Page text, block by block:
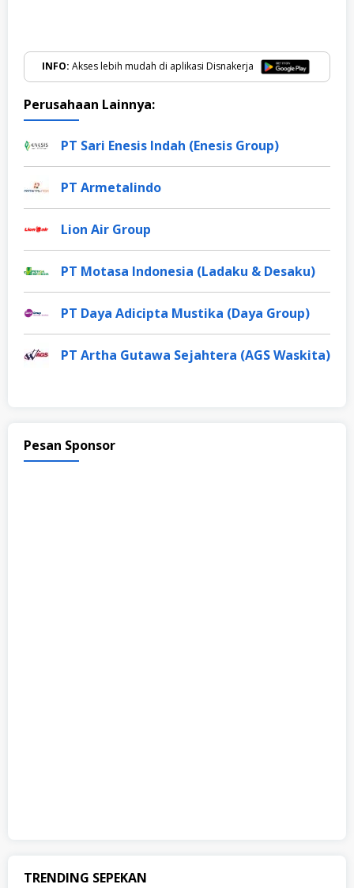
INFO: Akses lebih mudah di aplikasi Disnakerja
Perusahaan Lainnya:
PT Sari Enesis Indah (Enesis Group)
PT Armetalindo
Lion Air Group
PT Motasa Indonesia (Ladaku & Desaku)
PT Daya Adicipta Mustika (Daya Group)
PT Artha Gutawa Sejahtera (AGS Waskita)
Pesan Sponsor
TRENDING SEPEKAN